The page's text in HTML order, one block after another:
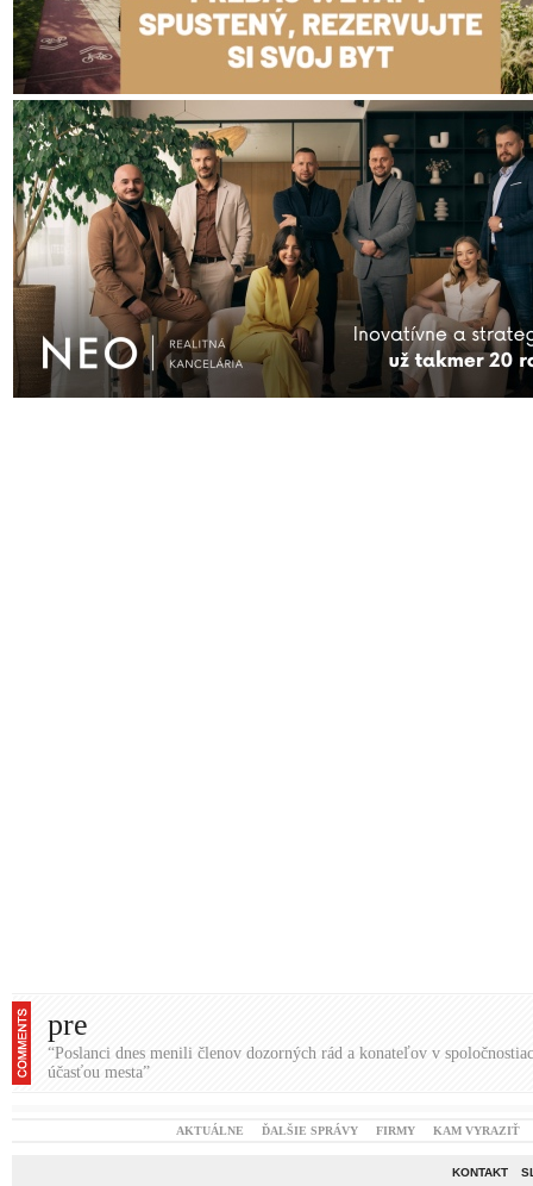
pre
“Poslanci dnes menili členov dozorných rád a konateľov v
účasťou mesta”
AKTUÁLNE ĎALŠIE SPRÁVY FIRMY KAM VYRAZIŤ
KONTAKT